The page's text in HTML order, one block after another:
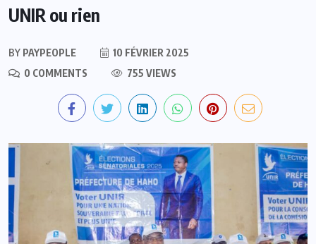
UNIR ou rien
BY PAYPEOPLE
10 FÉVRIER 2025
0 COMMENTS
755 VIEWS